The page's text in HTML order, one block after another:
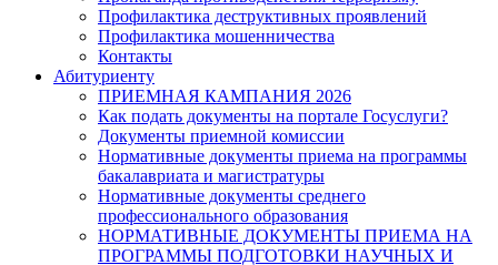
Профилактика деструктивных проявлений
Профилактика мошенничества
Контакты
Абитуриенту
ПРИЕМНАЯ КАМПАНИЯ 2026
Как подать документы на портале Госуслуги?
Документы приемной комиссии
Нормативные документы приема на программы
бакалавриата и магистратуры
Нормативные документы среднего
профессионального образования
НОРМАТИВНЫЕ ДОКУМЕНТЫ ПРИЕМА НА
ПРОГРАММЫ ПОДГОТОВКИ НАУЧНЫХ И